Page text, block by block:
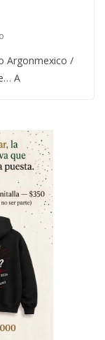
Argonmexico /
A